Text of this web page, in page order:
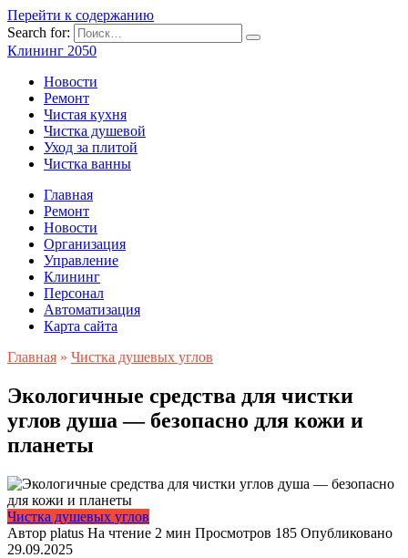
Перейти к содержанию
Search for:
Клининг 2050
Новости
Ремонт
Чистая кухня
Чистка душевой
Уход за плитой
Чистка ванны
Главная
Ремонт
Новости
Организация
Управление
Клининг
Персонал
Автоматизация
Карта сайта
Главная » Чистка душевых углов
Экологичные средства для чистки
углов душа — безопасно для кожи и
планеты
Чистка душевых углов
Автор platus На чтение 2 мин Просмотров 185 Опубликовано
29.09.2025